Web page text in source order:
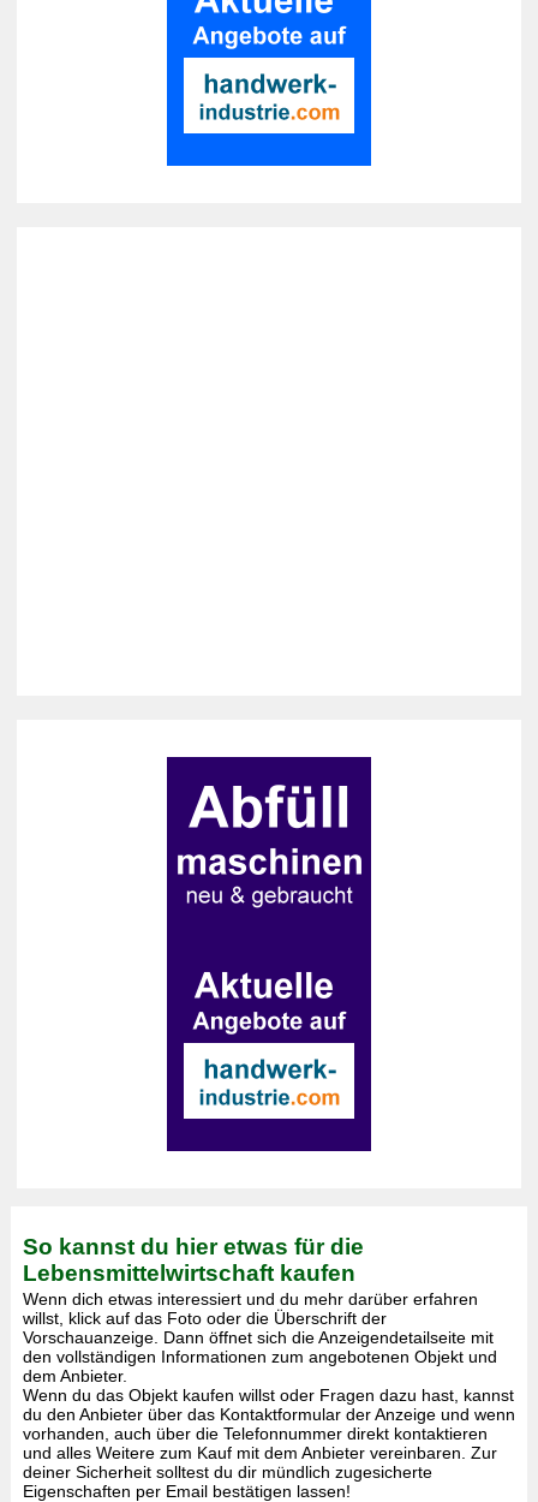
So kannst du hier etwas für die
Lebensmittelwirtschaft kaufen
Wenn dich etwas interessiert und du mehr darüber erfahren
willst, klick auf das Foto oder die Überschrift der
Vorschauanzeige. Dann öffnet sich die Anzeigendetailseite mit
den vollständigen Informationen zum angebotenen Objekt und
dem Anbieter.
Wenn du das Objekt kaufen willst oder Fragen dazu hast, kannst
du den Anbieter über das Kontaktformular der Anzeige und wenn
vorhanden, auch über die Telefonnummer direkt kontaktieren
und alles Weitere zum Kauf mit dem Anbieter vereinbaren. Zur
deiner Sicherheit solltest du dir mündlich zugesicherte
Eigenschaften per Email bestätigen lassen!